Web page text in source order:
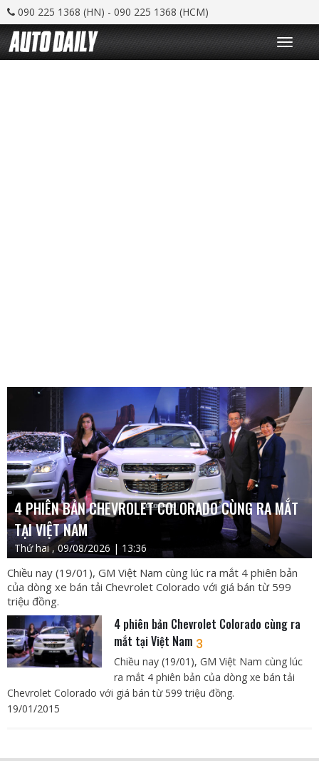
090 225 1368 (HN) - 090 225 1368 (HCM)
T
o
g
4 PHIÊN BẢN CHEVROLET COLORADO CÙNG RA MẮT
TẠI VIỆT NAM
Thứ hai , 09/08/2026 | 13:36
Chiều nay (19/01), GM Việt Nam cùng lúc ra mắt 4 phiên bản
của dòng xe bán tải Chevrolet Colorado với giá bán từ 599
triệu đồng.
4 phiên bản Chevrolet Colorado cùng ra
mắt tại Việt Nam 3
Chiều nay (19/01), GM Việt Nam cùng lúc
ra mắt 4 phiên bản của dòng xe bán tải
Chevrolet Colorado với giá bán từ 599 triệu đồng.
19/01/2015